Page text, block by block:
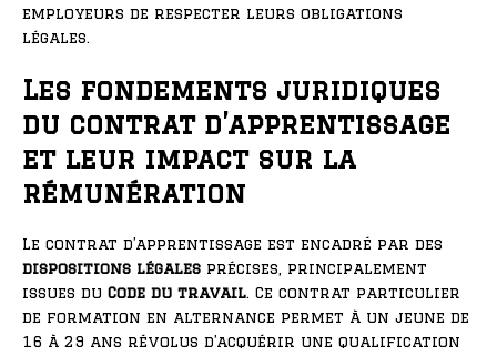
employeurs de respecter leurs obligations
légales.
Les fondements juridiques
du contrat d’apprentissage
et leur impact sur la
rémunération
Le contrat d’apprentissage est encadré par des
dispositions légales précises, principalement
issues du Code du travail. Ce contrat particulier
de formation en alternance permet à un jeune de
16 à 29 ans révolus d’acquérir une qualification